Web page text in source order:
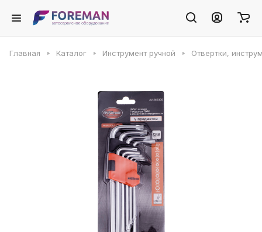
Главная Каталог Инструмент ручной Отвертки,